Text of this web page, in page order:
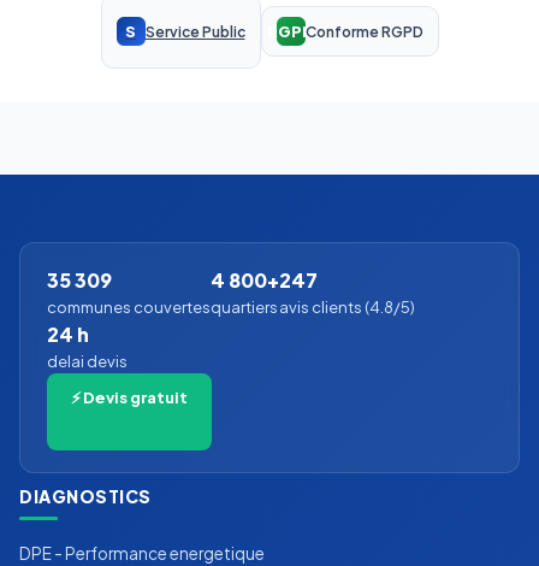
S Service Public RGPDConforme RGPD
35 309
communes couvertes
4 800+
quartiers
247
avis clients (4.8/5)
24 h
delai devis
⚡ Devis gratuit
DIAGNOSTICS
DPE - Performance energetique